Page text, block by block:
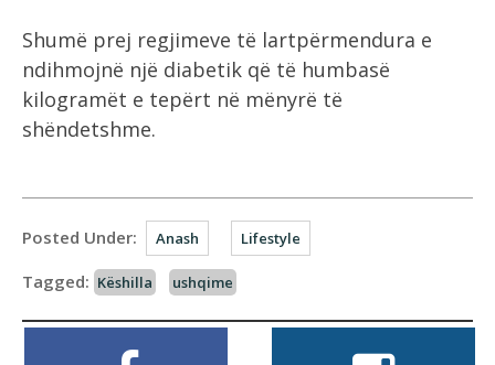
Shumë prej regjimeve të lartpërmendura e
ndihmojnë një diabetik që të humbasë
kilogramët e tepërt në mënyrë të
shëndetshme.
Posted Under: Anash Lifestyle
Tagged: Këshilla ushqime